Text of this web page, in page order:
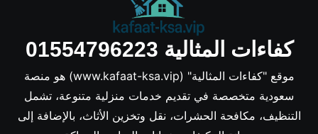
كفاءات المثالية 01554796223
موقع "كفاءات المثالية" (www.kafaat-ksa.vip) هو منصة
سعودية متخصصة في تقديم خدمات منزلية متنوعة، تشمل
التنظيف، مكافحة الحشرات، نقل وتخزين الأثاث، بالإضافة إلى